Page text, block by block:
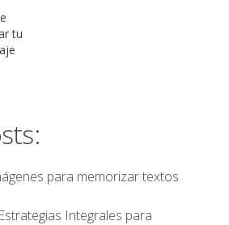
tu
para memorizar textos
Integrales para